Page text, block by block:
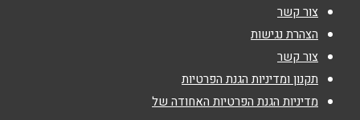
נושא*
אנא חזרו אלי בקשר ל...
צור קשר
הצהרת נגישות
צור קשר
תקנון ומדיניות הגנת הפרטיות
מדיניות הגנת הפרטיות האחודה של